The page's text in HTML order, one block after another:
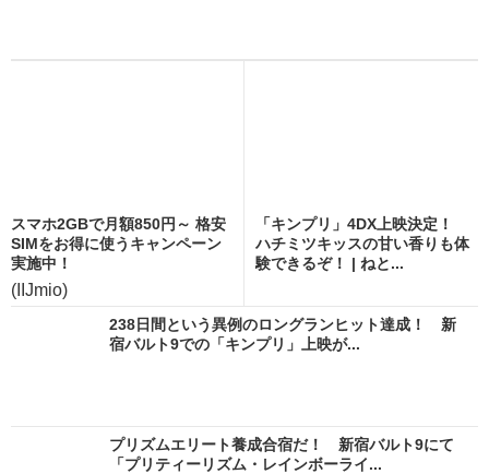
スマホ2GBで月額850円～ 格安
SIMをお得に使うキャンペーン
実施中！
(IIJmio)
「キンプリ」4DX上映決定！
ハチミツキッスの甘い香りも体
験できるぞ！ | ねと...
238日間という異例のロングランヒット達成！ 新
宿バルト9での「キンプリ」上映が...
プリズムエリート養成合宿だ！ 新宿バルト9にて
「プリティーリズム・レインボーライ...